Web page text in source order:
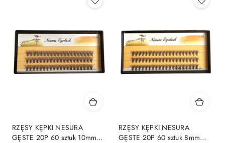
RZĘSY KĘPKI NESURA
GĘSTE 20P 60 sztuk 10mm
RZĘSY KĘPKI NESURA
GĘSTE 20P 60 sztuk 8mm